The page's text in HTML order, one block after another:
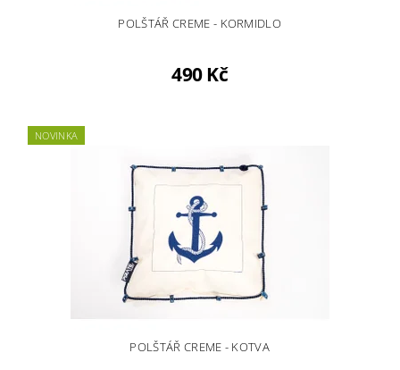
POLŠTÁŘ CREME - KORMIDLO
490 Kč
NOVINKA
POLŠTÁŘ CREME - KOTVA